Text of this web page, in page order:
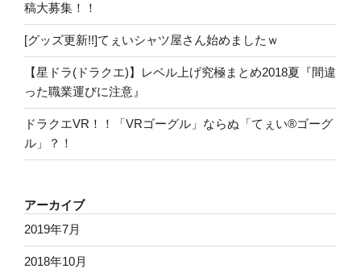
稿大募集！！
[グッズ更新!!]てぇいシャツ屋さん始めましたｗ
【星ドラ(ドラクエ)】レベル上げ究極まとめ2018夏『間違
った職業運びに注意』
ドラクエVR！！「VRゴーグル」ならぬ「てぇい®ゴーグ
ル」？！
アーカイブ
2019年7月
2018年10月